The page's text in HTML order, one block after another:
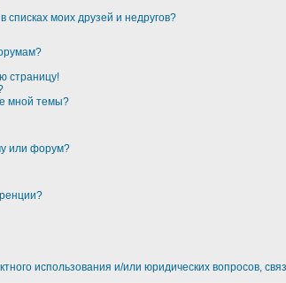
списках моих друзей и недругов?
страницу!
мной темы?
или форум?
использования и/или юридических вопросов,